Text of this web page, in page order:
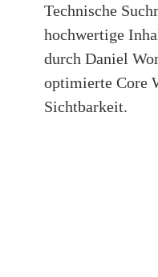
Technische
hochwertige
durch Daniel
optimierte Core
Sichtbarkeit.